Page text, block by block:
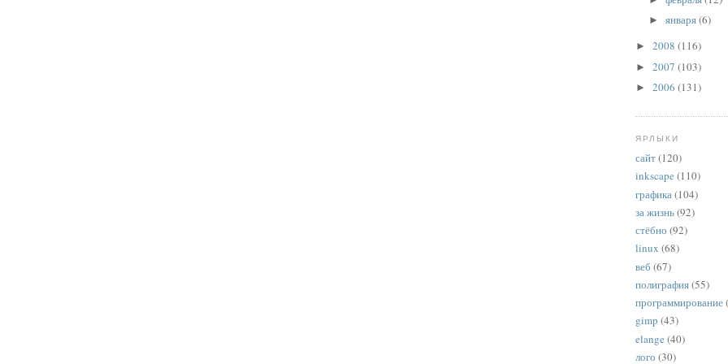
► января(6)
► 2008 (116)
► 2007 (103)
► 2006 (131)
ЯРЛЫКИ
сайт(120)
inkscape (110)
графика(104)
за жизнь(92)
стёбно (92)
linux (68)
веб (67)
полиграфия(55)
программирование
gimp (43)
elange (40)
лого (30)